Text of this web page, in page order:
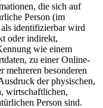
die sich auf
Person (im
als identifizierbar wird
oder indirekt,
wie einem
zu einer Online-
besonderen
der physischen,
wirtschaftlichen,
Person sind.